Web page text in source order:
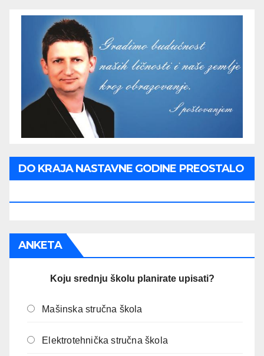
DO KRAJA NASTAVNE GODINE PREOSTALO
ANKETA
Koju srednju školu planirate upisati?
Mašinska stručna škola
Elektrotehnička stručna škola